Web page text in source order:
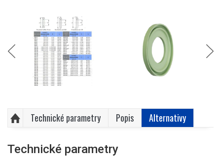
Technické parametry Popis Alternativy
Technické parametry